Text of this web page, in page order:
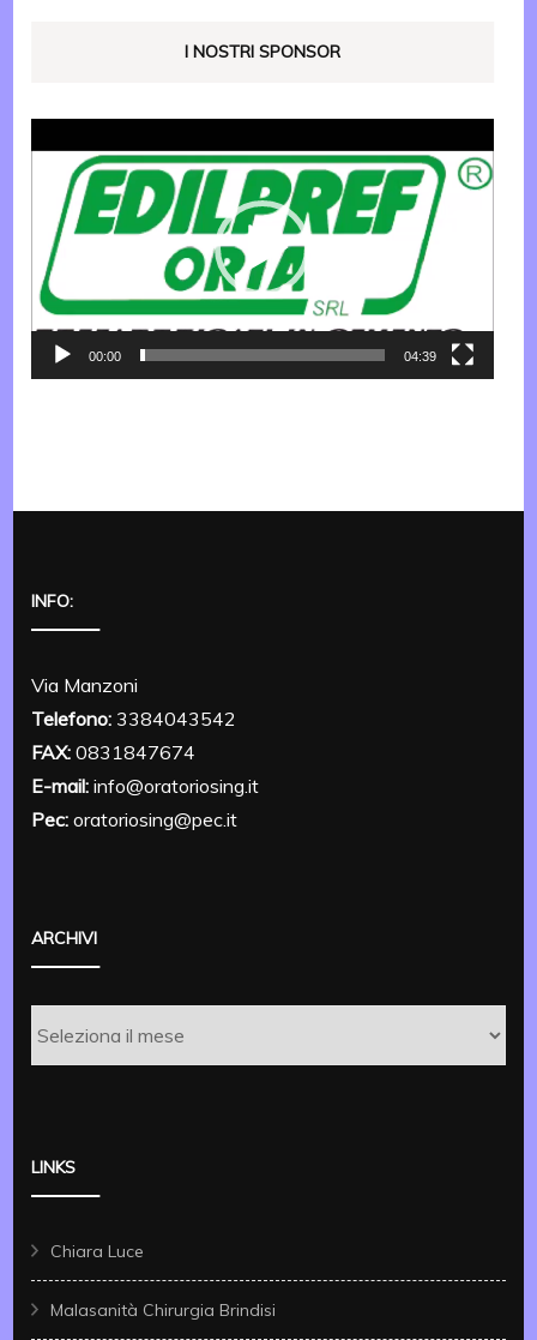
I NOSTRI SPONSOR
Player
00:00 04:39
INFO:
Via Manzoni
Telefono: 3384043542
FAX: 0831847674
E-mail: info@oratoriosing.it
Pec: oratoriosing@pec.it
ARCHIVI
LINKS
Chiara Luce
Malasanità Chirurgia Brindisi